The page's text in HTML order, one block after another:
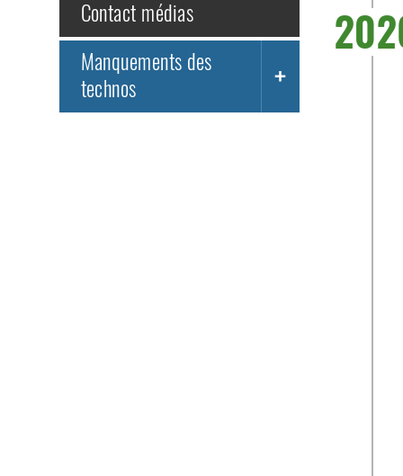
Contact médias
Manquements des
technos